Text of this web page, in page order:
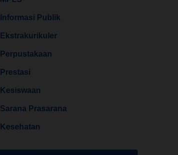
Informasi Publik
Ekstrakurikuler
Perpustakaan
Prestasi
Kesiswaan
Sarana Prasarana
Kesehatan